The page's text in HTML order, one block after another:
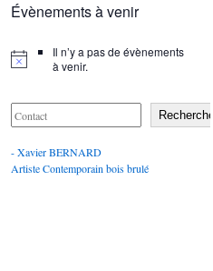
Évènements à venir
Il n’y a pas de évènements
à venir.
Rechercher
- Xavier BERNARD
Artiste Contemporain bois brulé